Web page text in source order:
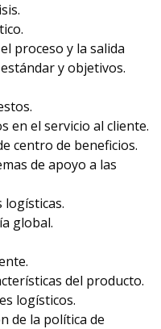
proceso y la salida
y objetivos.
en el servicio al cliente.
centro de beneficios.
de apoyo a las
logísticas.
global.
del producto.
logísticos.
de la política de